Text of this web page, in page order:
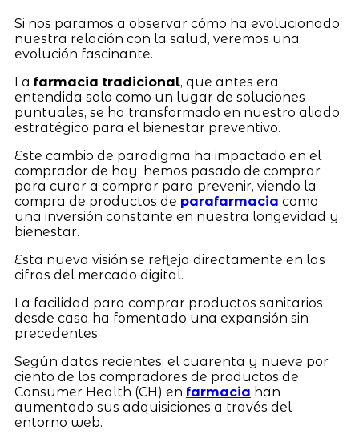
Si nos paramos a observar cómo ha evolucionado
nuestra relación con la salud, veremos una
evolución fascinante.
La farmacia tradicional, que antes era
entendida solo como un lugar de soluciones
puntuales, se ha transformado en nuestro aliado
estratégico para el bienestar preventivo.
Este cambio de paradigma ha impactado en el
comprador de hoy: hemos pasado de comprar
para curar a comprar para prevenir, viendo la
compra de productos de parafarmacia como
una inversión constante en nuestra longevidad y
bienestar.
Esta nueva visión se refleja directamente en las
cifras del mercado digital.
La facilidad para comprar productos sanitarios
desde casa ha fomentado una expansión sin
precedentes.
Según datos recientes, el cuarenta y nueve por
ciento de los compradores de productos de
Consumer Health (CH) en farmacia han
aumentado sus adquisiciones a través del
entorno web.